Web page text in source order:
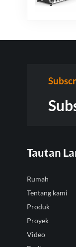
Tautan
Rumah
Tentang kami
Produk
Proyek
Video